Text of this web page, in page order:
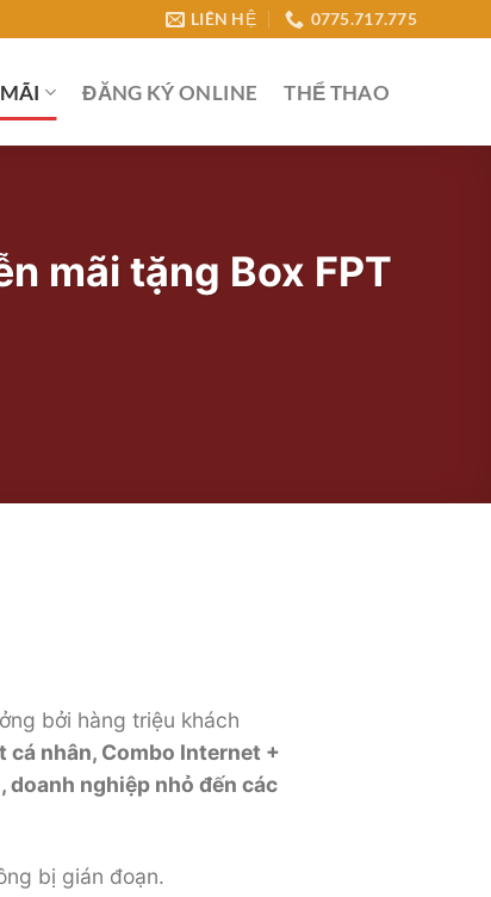
LIÊN HỆ 0775.717.775
ĐĂNG KÝ ONLINE THỂ THAO
mãi tặng Box FPT
bởi hàng triệu khách
cá nhân, Combo Internet +
doanh nghiệp nhỏ đến các
bị gián đoạn.